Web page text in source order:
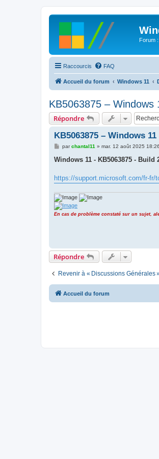
Forum
Raccourcis FAQ
Accueil du forum Windows 11
KB5063875 – Windows
Répondre
KB5063875 – Windows 11
M
s
g
e
parchantal11 » mar. 12 août 2025 18:26
Windows 11 - KB5063875 - Build
https://support.microsoft.com/fr-fr/
En cas de problème constaté sur un sujet,
Répondre
Revenir à « Discussions Générales
Accueil du forum